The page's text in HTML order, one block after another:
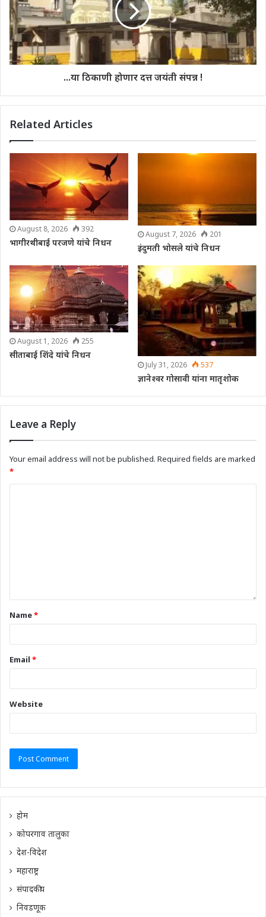
...या ठिकाणी होणार दत्त जयंती संपन्न !
Related Articles
August 8, 2026 392
भागीरथीबाई परजणे यांचे निधन
August 7, 2026 201
इंदुमती भोसले यांचे निधन
August 1, 2026 255
सीताबाई शिंदे यांचे निधन
July 31, 2026 537
ज्ञानेश्वर गोसावी यांना मातृशोक
Leave a Reply
Your email address will not be published. Required fields are marked
*
Name*
Email *
Website
होम
कोपरगाव तालुका
देश-विदेश
महाराष्ट्र
संपादकीय
निवडणूक